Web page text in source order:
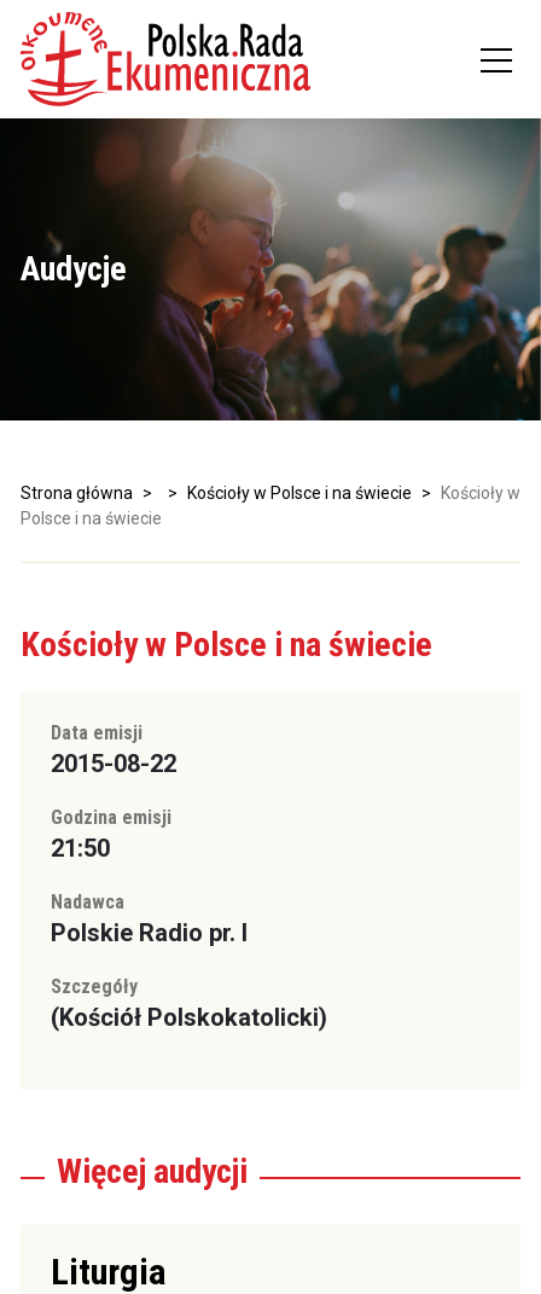
Audycje
Strona główna > > Kościoły w Polsce i na świecie >
Kościoły w
Polsce i na świecie
Kościoły w Polsce i na świecie
Data emisji
2015-08-22
Godzina emisji
21:50
Nadawca
Polskie Radio pr. I
Szczegóły
(Kościół Polskokatolicki)
Więcej audycji
Liturgia